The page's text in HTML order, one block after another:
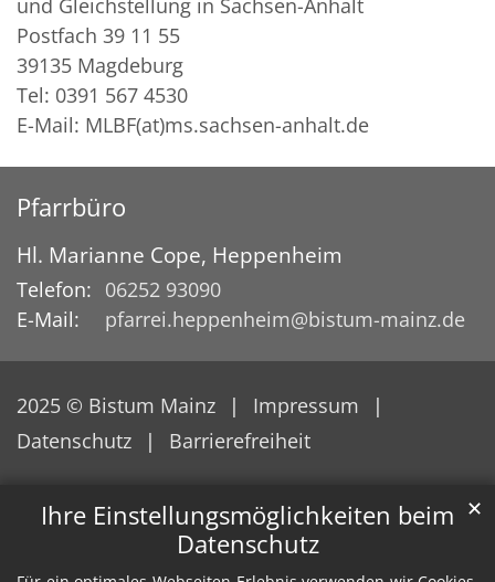
Ihre Einstellungsmöglichkeiten beim
Datenschutz
✕
und Gleichstellung in Sachsen-Anhalt
Postfach 39 11 55
39135 Magdeburg
Tel: 0391 567 4530
E-Mail: MLBF(at)ms.sachsen-anhalt.de
Pfarrbüro
Hl. Marianne Cope, Heppenheim
Telefon: 06252 93090
E-Mail:
pfarrei.heppenheim@bistum-mainz.de
2025 © Bistum Mainz
Impressum
Datenschutz
Barrierefreiheit